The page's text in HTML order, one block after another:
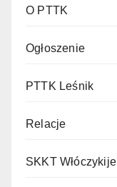
O PTTK
Ogłoszenie
PTTK Leśnik
Relacje
SKKT Włóczykije